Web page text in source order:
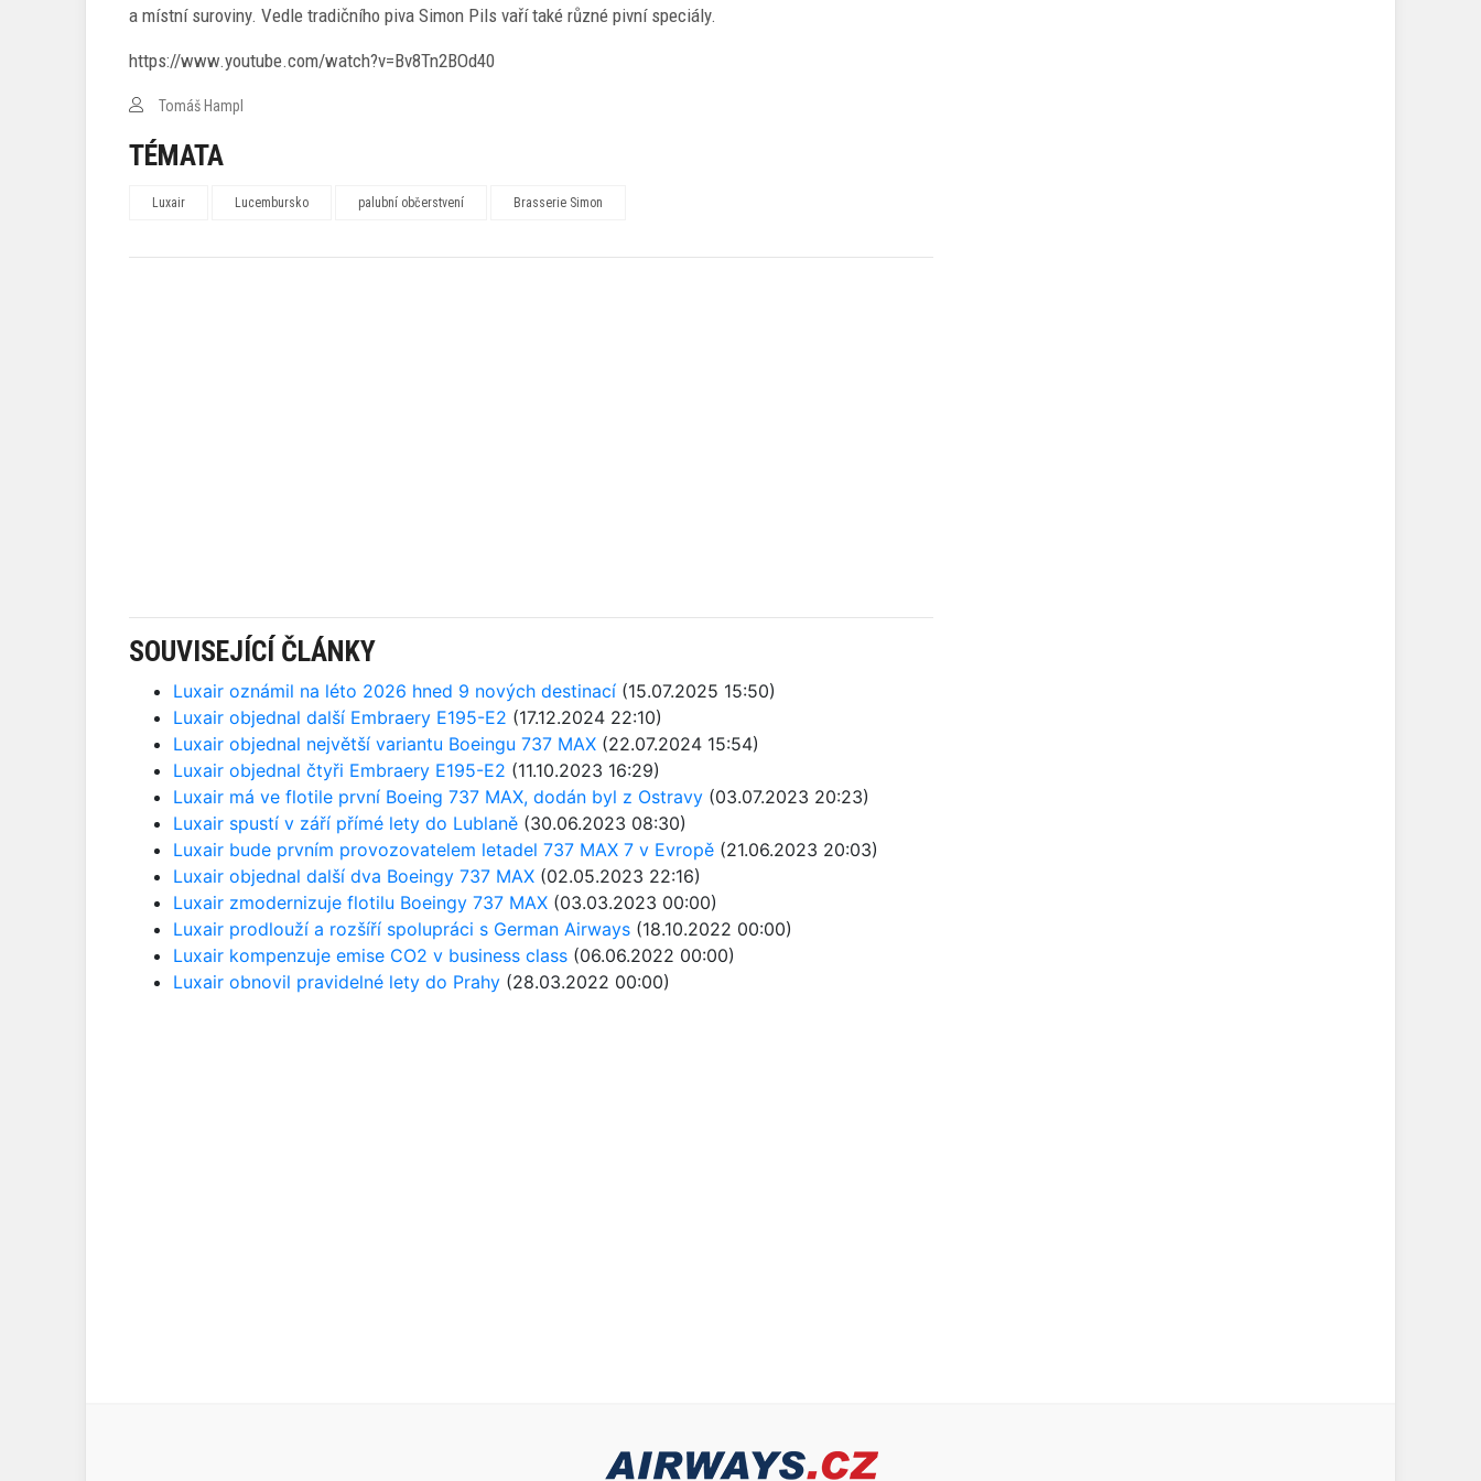
a místní suroviny. Vedle tradičního piva Simon Pils vaří také různé pivní speciály.
https://www.youtube.com/watch?v=Bv8Tn2BOd40
Tomáš Hampl
TÉMATA
Luxair Lucembursko palubní občerstvení Brasserie Simon
SOUVISEJÍCÍ ČLÁNKY
Luxair oznámil na léto 2026 hned 9 nových destinací (15.07.2025 15:50)
Luxair objednal další Embraery E195-E2 (17.12.2024 22:10)
Luxair objednal největší variantu Boeingu 737 MAX (22.07.2024 15:54)
Luxair objednal čtyři Embraery E195-E2 (11.10.2023 16:29)
Luxair má ve flotile první Boeing 737 MAX, dodán byl z Ostravy (03.07.2023 20:23)
Luxair spustí v září přímé lety do Lublaně (30.06.2023 08:30)
Luxair bude prvním provozovatelem letadel 737 MAX 7 v Evropě (21.06.2023 20:03)
Luxair objednal další dva Boeingy 737 MAX (02.05.2023 22:16)
Luxair zmodernizuje flotilu Boeingy 737 MAX (03.03.2023 00:00)
Luxair prodlouží a rozšíří spolupráci s German Airways (18.10.2022 00:00)
Luxair kompenzuje emise CO2 v business class (06.06.2022 00:00)
Luxair obnovil pravidelné lety do Prahy (28.03.2022 00:00)